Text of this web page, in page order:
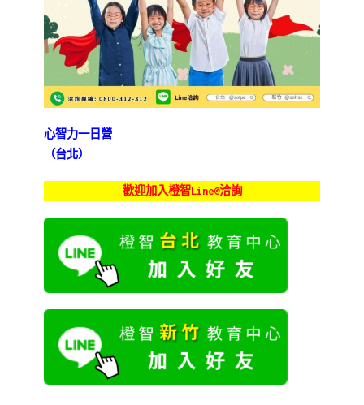
心智力一日營
（台北）
歡迎加入橙智Line@洽詢